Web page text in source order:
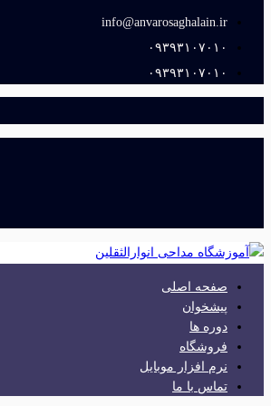
info@anvarosaghalain.ir​
۰۹۳۹۳۱۰۷۰۱۰​
۰۹۳۹۳۱۰۷۰۱۰​
صفحه اصلی
پیشخوان
دوره ها
فروشگاه
نرم افزار موبایل
تماس با ما